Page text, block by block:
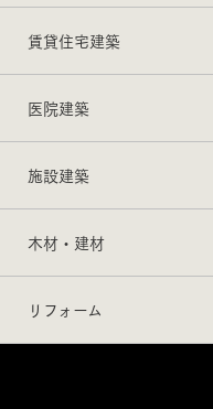
賃貸住宅建築
医院建築
施設建築
木材・建材
リフォーム